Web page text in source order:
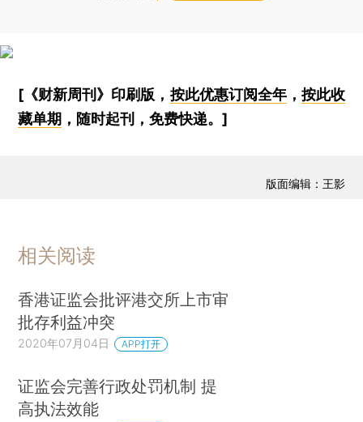
[《财新周刊》印刷版， 按此优惠订阅全年， 按此收
藏单期 ，随时起刊，免费快递。]
版面编辑：王影
相关阅读
香港证监会批评港交所上市审
批存利益冲突
2020年07月04日 APP打开
证监会完善行政处罚机制 提
高执法效能